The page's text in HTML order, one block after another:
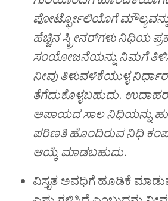
ಪೋರ್ಟ್ಫೋಲಿಯೊಗೆ ಮೌಲ್ಯವನ್ನು
ಹೆಚ್ಚಿನ ಸ್ಕ್ರೀನರ್‌ಗಳು ನಿಧಿಯ
ಸಂಯೋಜನೆಯನ್ನು ನಿಮಗೆ
ನೀವು ತಿಳುವಳಿಕೆಯುಳ್ಳ
ತೆಗೆದುಕೊಳ್ಳಬಹುದು.
ಅಪಾಯದ ಸಾಲ ನಿಧಿಯನ್ನು
ಪರಿಣತಿ ಹೊಂದಿರುವ ನಿಧಿ
ಆಯ್ಕೆ ಮಾಡಬಹುದು.
ವಿಸ್ತೃತ ಅವಧಿಗೆ ಹೂಡಿಕೆ